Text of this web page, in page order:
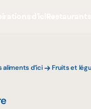
aliments d’ici Fruits et